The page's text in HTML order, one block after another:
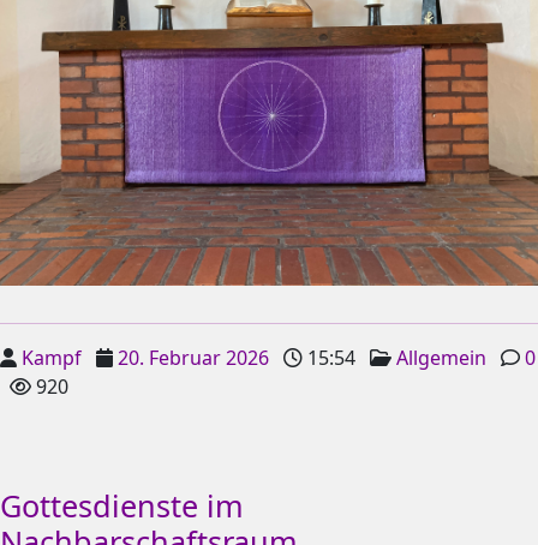
Kampf 20. Februar 2026 15:54 Allgemein
0
920
Gottesdienste im